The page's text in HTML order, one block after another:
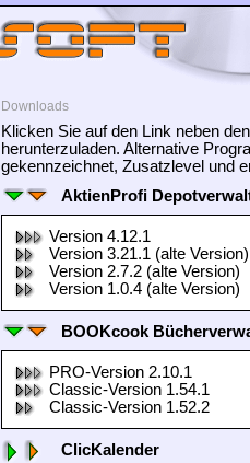
Downloads
Klicken Sie auf den Link neben
herunterzuladen. Alternative
gekennzeichnet, Zusatzlevel und
AktienProfi
Version 4.12.1
Version 3.21.1 (alte Version)
Version 2.7.2 (alte Version)
Version 1.0.4 (alte Version)
BOOKcook
PRO-Version 2.10.1
Classic-Version 1.54.1
Classic-Version 1.52.2
ClicKalender